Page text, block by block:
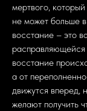
мертвого,
не может больше
восстание – это
расправляющейся
восстание
а от
движутся
желают получить